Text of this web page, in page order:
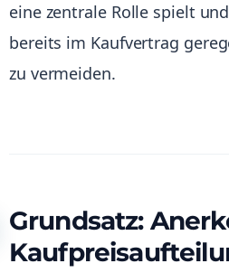
eine zentrale Rolle spielt
bereits im Kaufvertrag
zu vermeiden.
Grundsatz: